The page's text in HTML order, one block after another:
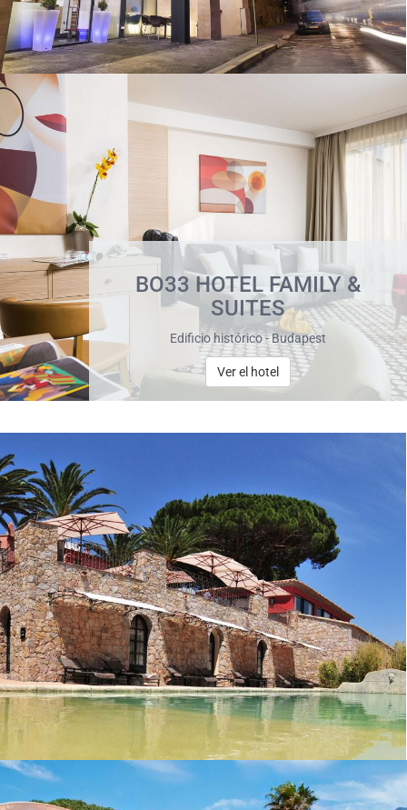
BO33 HOTEL FAMILY &
SUITES
Edificio histórico - Budapest
Ver el hotel